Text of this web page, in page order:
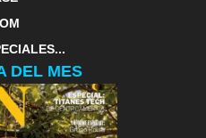
DEL MES